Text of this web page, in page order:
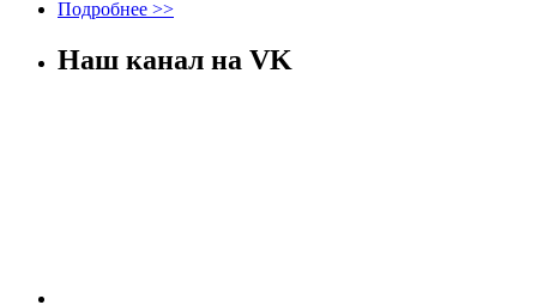
Подробнее >>
Наш канал на VK